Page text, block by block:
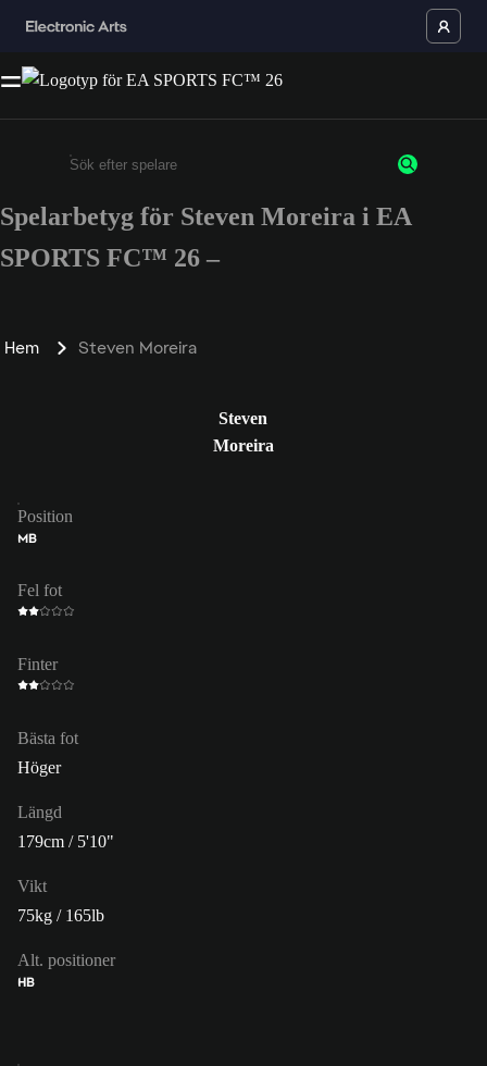
Ange minst 3 tecken eller siffror
Spelarbetyg för Steven Moreira i EA
SPORTS FC™ 26 –
Hem Steven Moreira
Steven
Moreira
Position
MB
Fel fot
Finter
Bästa fot
Höger
Längd
179cm / 5'10"
Vikt
75kg / 165lb
Alt. positioner
HB